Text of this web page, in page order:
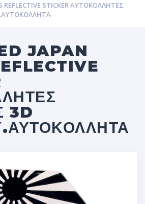
REFLECTIVE STICKER ΑΥΤΟΚΌΛΛΗΤΕΣ
JAPAN
3D